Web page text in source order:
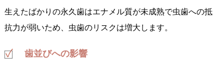
生えたばかりの永久歯はエナメル質が未成熟で虫歯への抵
抗力が弱いため、虫歯のリスクは増大します。
歯並びへの影響